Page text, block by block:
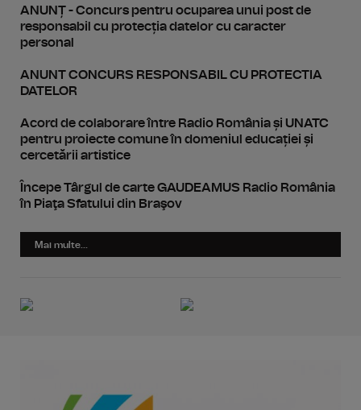
ANUNȚ - Concurs pentru ocuparea unui post de
responsabil cu protecția datelor cu caracter
personal
ANUNT CONCURS RESPONSABIL CU PROTECTIA
DATELOR
Acord de colaborare între Radio România și UNATC
pentru proiecte comune în domeniul educației și
cercetării artistice
Începe Târgul de carte GAUDEAMUS Radio România
în Piaţa Sfatului din Braşov
Mai multe...